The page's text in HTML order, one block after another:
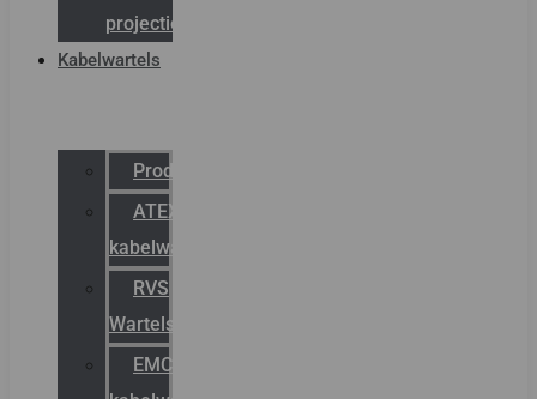
projectie
Kabelwartels
Productcatalogus
ATEX
kabelwartels
RVS
Wartels
EMC